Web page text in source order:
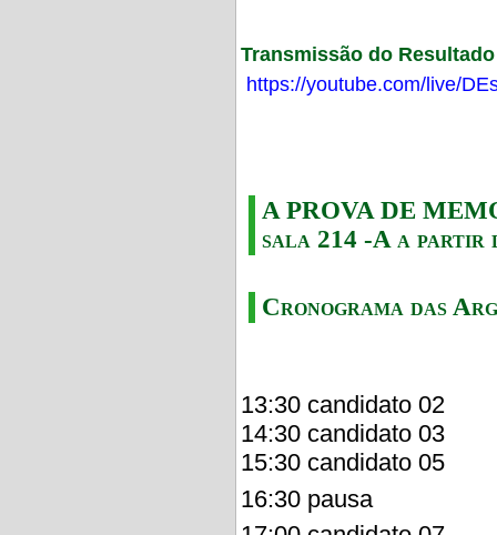
Transmissão do
https://youtube.com/live/
A PROVA DE
sala 214 -A a partir
Cronograma das
13:30 candidato 02
14:30 candidato 03
15:30 candidato 05
16:30 pausa